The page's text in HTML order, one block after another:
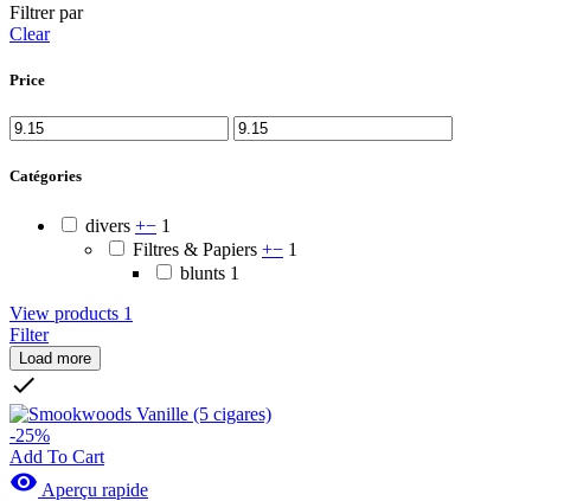
Filtrer par
Clear
Price
Catégories
divers +− 1
Filtres & Papiers +− 1
blunts 1
View products 1
Filter
Load more

-25%
Add To Cart
 Aperçu rapide